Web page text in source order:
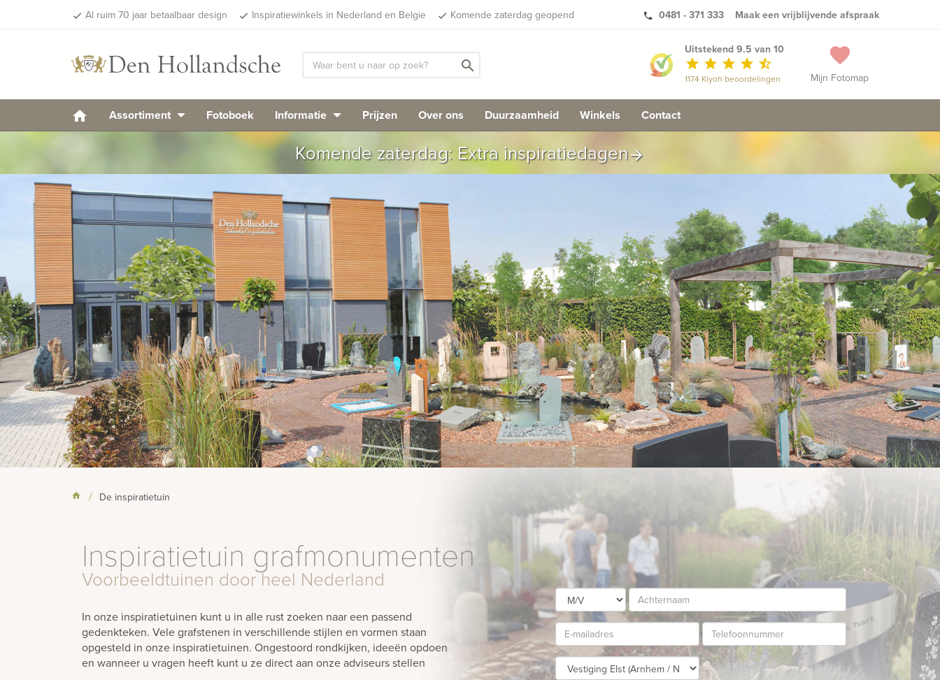
done Al ruim 70 jaar betaalbaar design done Inspiratiewinkels in Nederland en Belgie done Komende zaterdag geopend phone 0481 - 371 333 Maak een vrijblijvende afspraak
search favorite
Mijn Fotomap
Uitstekend 9.5 van 10
star star star star star_half
1174 Kiyoh beoordelingen
Assortiment Fotoboek Informatie Prijzen Over ons Duurzaamheid Winkels Contact
Komende zaterdag: Extra inspiratiedagenarrow_forward
De inspiratietuin
Inspiratietuin grafmonumenten
Voorbeeldtuinen door heel Nederland
In onze inspiratietuinen kunt u in alle rust zoeken naar een passend
gedenkteken. Vele grafstenen in verschillende stijlen en vormen staan
opgesteld in onze inspiratietuinen. Ongestoord rondkijken, ideeën opdoen
en wanneer u vragen heeft kunt u ze direct aan onze adviseurs stellen